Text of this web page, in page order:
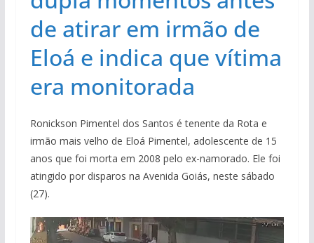
de atirar em irmão de
Eloá e indica que vítima
era monitorada
Ronickson Pimentel dos Santos é tenente da Rota e
irmão mais velho de Eloá Pimentel, adolescente de 15
anos que foi morta em 2008 pelo ex-namorado. Ele foi
atingido por disparos na Avenida Goiás, neste sábado
(27).